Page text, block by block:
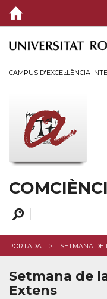
QUI SOM
FORMACIÓ I SUPORT
CONTACTEU
CAMPUS D'EXCEL·LÈNCIA
PORTADA SETMANA DE
Setmana de
Extens